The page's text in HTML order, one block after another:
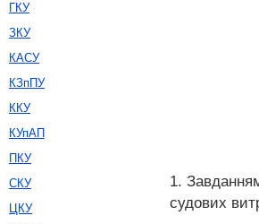
1.
судових
ГКУ
ЗКУ
КАСУ
КЗпПУ
ККУ
КУпАП
ПКУ
СКУ
ЦКУ